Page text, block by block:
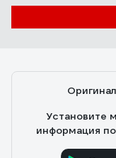
Установите
информация